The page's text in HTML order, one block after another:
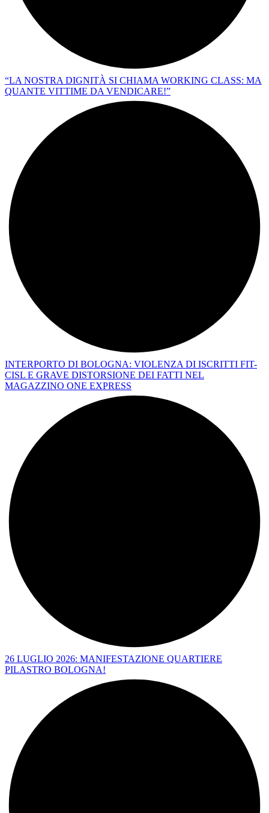
“LA NOSTRA DIGNITÀ SI CHIAMA WORKING CLASS: MA
QUANTE VITTIME DA VENDICARE!”
INTERPORTO DI BOLOGNA: VIOLENZA DI ISCRITTI FIT-
CISL E GRAVE DISTORSIONE DEI FATTI NEL
MAGAZZINO ONE EXPRESS
26 LUGLIO 2026: MANIFESTAZIONE QUARTIERE
PILASTRO BOLOGNA!